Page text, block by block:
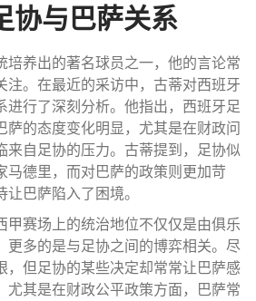
协与巴萨关系
培养出的著名球员之一，他的言论常
注。在最近的采访中，古蒂对西班牙
进行了深刻分析。他指出，西班牙足
萨的态度变化明显，尤其是在财政问
来自足协的压力。古蒂提到，足协似
马德里，而对巴萨的政策则更加苛
巴萨陷入了困境。
甲赛场上的统治地位不仅仅是由俱乐
更多的是与足协之间的博弈相关。尽
，但足协的某些决定却常常让巴萨感
尤其是在财政公平政策方面，巴萨常